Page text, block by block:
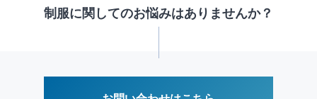
制服に関してのお悩みはありませんか？